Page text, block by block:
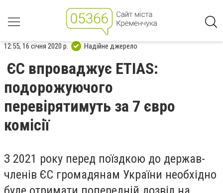
12:55, 16 січня 2020 р. Надійне джерело
ЄС впроваджує ETIAS:
подорожуючого
перевірятимуть за 7 євро
комісії
З 2021 року перед поїздкою до держав-
членів ЄС громадянам України необхідно